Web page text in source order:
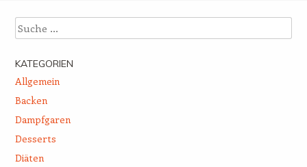
Suche
KATEGORIEN
Allgemein
Backen
Dampfgaren
Desserts
Diäten